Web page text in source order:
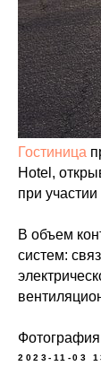
Гостиница
Hotel,
при
В объем
систем:
Фотография
2023-11-03